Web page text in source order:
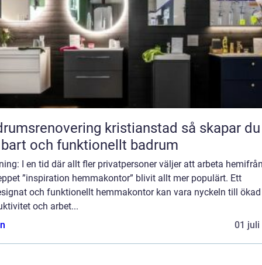
kristianstad så skapar du ett
och funktionellt badrum
I en tid där allt fler privatpersoner väljer att arbeta
”inspiration hemmakontor” blivit allt mer populärt. Ett
och funktionellt hemmakontor kan vara nyckeln till ökad
och arbet...
01 juli